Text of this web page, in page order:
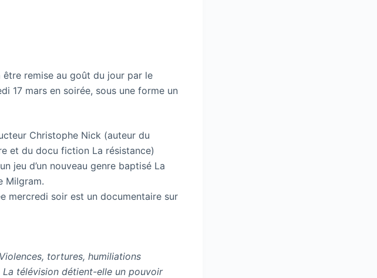
remise au goût du jour par le
17 mars en soirée, sous une forme un
Christophe Nick (auteur du
et du docu fiction La résistance)
jeu d’un nouveau genre baptisé La
Milgram.
mercredi soir est un documentaire sur
tortures, humiliations
télévision détient-elle un pouvoir